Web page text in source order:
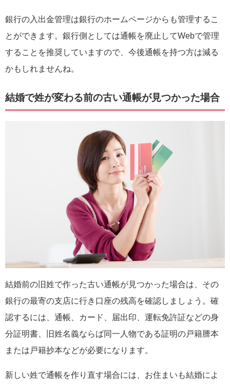
銀行の入出金管理は銀行のホームページからも管理するこ
とができます。銀行側としては通帳を廃止してWebで管理
することを推奨していますので、今後通帳を持つ方は減る
かもしれませんね。
結婚で姓が変わる前の古い通帳が見つかった場合
結婚前の旧姓で作った古い通帳が見つかった場合は、その
銀行の最寄の支店に行き口座の残高を確認しましょう。確
認するには、通帳、カード、届出印、運転免許証などの身
分証明書、旧姓名義ならば同一人物である証明の戸籍謄本
または戸籍抄本などが必要になります。
新しい姓で通帳を作り直す場合には、お住まいも結婚によ